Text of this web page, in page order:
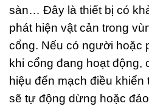
sàn… Đây là thiết bị có
phát hiện vật cản trong
cổng. Nếu có người hoặc
khi cổng đang hoạt động,
hiệu đến mạch điều khiển
sẽ tự động dừng hoặc